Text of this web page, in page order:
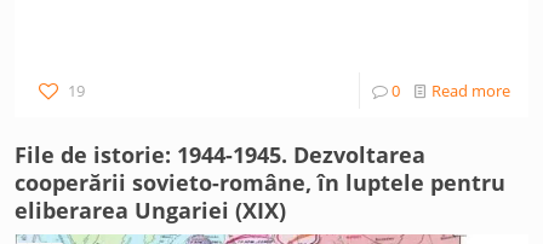
19 0 Read more
File de istorie: 1944-1945. Dezvoltarea
cooperării sovieto-române, în luptele pentru
eliberarea Ungariei (XIX)